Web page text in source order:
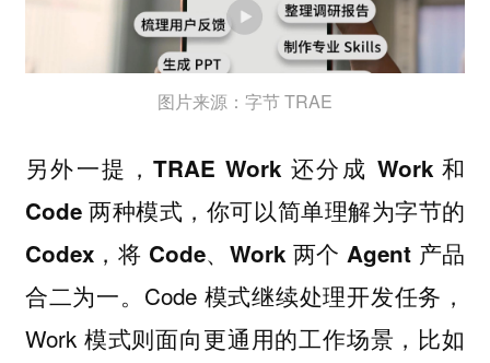
图片来源：字节 TRAE
另外一提，TRAE Work 还分成 Work 和
Code 两种模式，你可以简单理解为字节的
Codex，将 Code、Work 两个 Agent 产品
合二为一。 Code 模式继续处理开发任务，
Work 模式则面向更通用的工作场景，比如